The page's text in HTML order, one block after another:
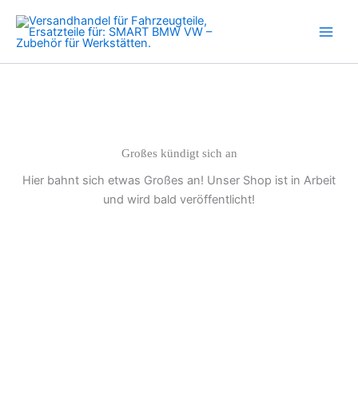
Inhalt
springen
Großes kündigt sich an
Hier bahnt sich etwas Großes an! Unser Shop ist in Arbeit
und wird bald veröffentlicht!
Zylinderkopfdichtung
Schrauben
Menge